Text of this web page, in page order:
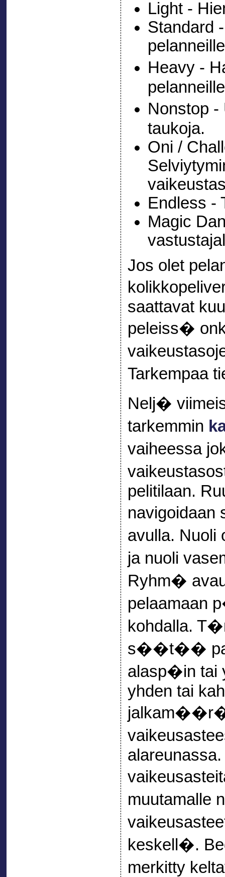
Light -
Standard
Heavy -
Nonstop
taukoja.
Oni /
Endless -
Magic
Jos olet
saattavat
peleiss�
Tarkempaa
Nelj�
tarkemmin
vaiheessa
pelitilaan.
avulla. Nuoli
ja nuoli
Ryhm�
pelaamaan
kohdalla.
s��t��
alasp�in tai
yhden tai
muutamalle
keskell�.
merkitty